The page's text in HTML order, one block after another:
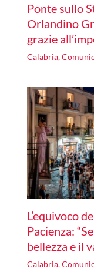
Ponte sullo
Orlandino
grazie
Calabria,
L’equivoco
Pacienza:
bellezza e il
Calabria,